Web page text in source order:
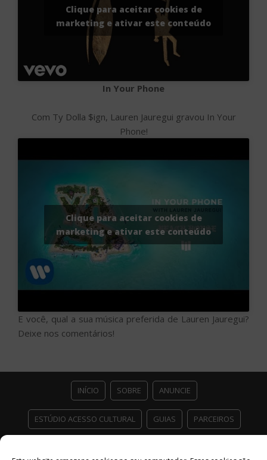
Clique para aceitar cookies de
marketing e ativar este conteúdo
In Your Phone
Com Ty Dolla $ign, Lauren Jauregui gravou In Your
Phone!
Clique para aceitar cookies de
marketing e ativar este conteúdo
E você, qual a sua música preferida de Lauren Jauregui?
Deixe nos comentários!
INÍCIO SOBRE ANUNCIE
ESTÚDIO ACESSO CULTURAL GUIAS PARCEIROS